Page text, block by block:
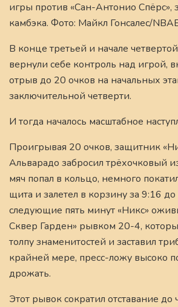
игры против «Сан-Антонио Спёрс»,
камбэка. Фото: Майкл Гонсалес/
В конце третьей и начале
вернули себе контроль над игрой,
отрыв до 20 очков на начальных
заключительной четверти.
И тогда началось масштабное
Проигрывая 20 очков, защитник
Альварадо забросил трёхочковый
мяч попал в кольцо, немного
щита и залетел в корзину за 9:16
следующие пять минут «Никс»
Сквер Гарден» рывком 20-4,
толпу знаменитостей и заставил
крайней мере, пресс-ложу высоко
дрожать.
Этот рывок сократил отставание до